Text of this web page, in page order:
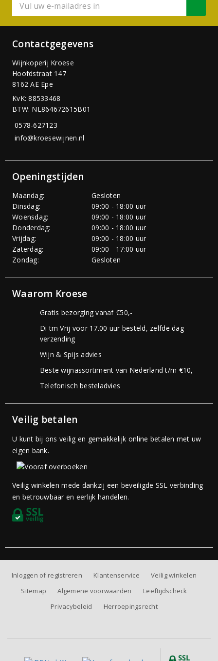
Contactgegevens
Wijnkoperij Kroese
Hoofdstraat 147
8162 AE Epe
KvK: 88533468
BTW: NL864672615B01
0578-627123
info@kroesewijnen.nl
Openingstijden
Maandag:
Gesloten
Dinsdag:
09:00 - 18:00 uur
Woensdag:
09:00 - 18:00 uur
Donderdag:
09:00 - 18:00 uur
Vrijdag:
09:00 - 18:00 uur
Zaterdag:
09:00 - 17:00 uur
Zondag:
Gesloten
Waarom Kroese
Gratis bezorging vanaf €50,-
Di tm Vrij voor 17.00 uur besteld, zelfde dag
verzending
Wijn & Spijs advies
Beste wijnassortiment van Nederland t/m €10,-
Telefonisch besteladvies
Veilig betalen
U kunt bij ons veilig en gemakkelijk online betalen met uw
eigen bank.
Veilig winkelen mede dankzij een beveiligde SSL verbinding
en betrouwbaar en eerlijk handelen.
Inloggen of registreren Klantenservice
Veilig winkelen
Sitemap
Algemene voorwaarden
Leeftijdscheck
Privacybeleid
Herroepingsrecht